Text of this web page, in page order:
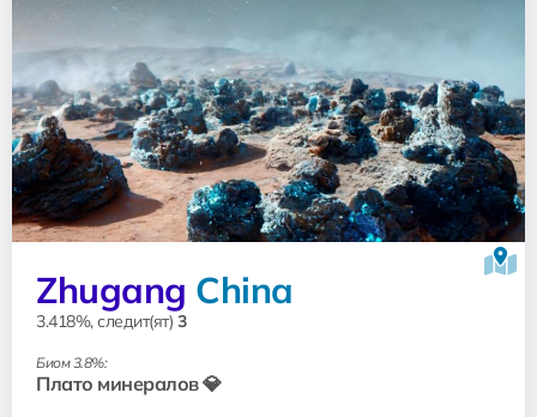
Zhugang China
3.418%, следит(ят) 3
Биом 3.8%:
Плато минералов 💎